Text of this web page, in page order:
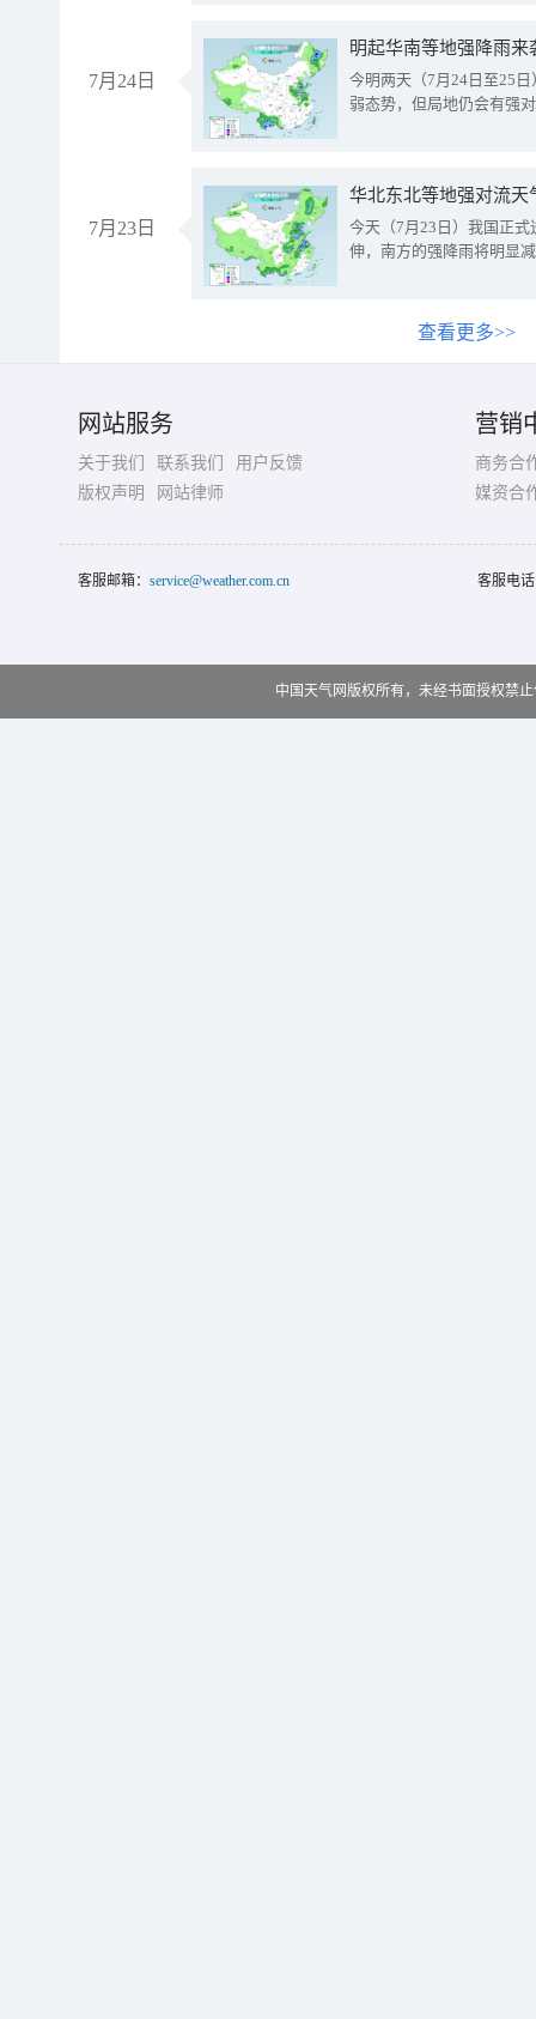
7月24日
明起华南等地强降雨
今明两天（7月24日至25
弱态势，但局地仍会有强
7月23日
华北东北等地强对流天
今天（7月23日）我国正
伸，南方的强降雨将明显
查看更多>>
网站服务
关于我们 联系我们
用户反馈
版权声明
网站律师
营销
商务合
媒资合
客服邮箱： service@weather.com.cn 客服电
中国天气网版权所有，未经书面授权